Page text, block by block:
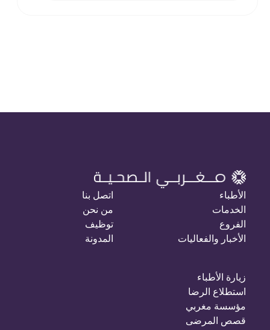
الأطباء
الخدمات
الفروع
الأخبار والفعاليات
اتصل بنا
من نحن
توظيف
المدونة
زيارة الأطباء
استطلاع الرضا
مؤسسة مغربي
قصص المرضى